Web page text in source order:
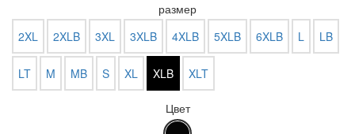
размер
2XL
2XLB 3XL 3XLB 4XLB 5XLB 6XLB L LB
LT M MB S XL XLB XLT
Цвет